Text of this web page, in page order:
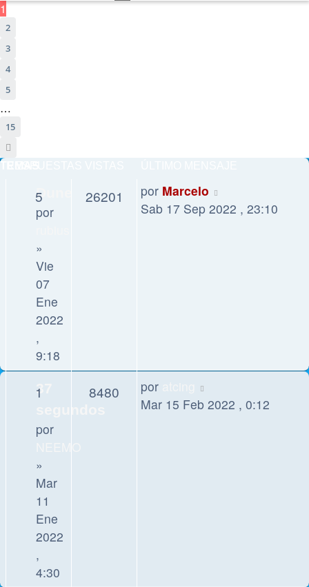
1
2
3
4
5
…
15
Dune
por
»
Vie
07
Ene
2022
,
9:18
5 26201 por Marcelo
Sab 17 Sep 2022 , 23:10
37
por
»
Mar
11
Ene
2022
,
4:30
1 8480 por
Mar 15 Feb 2022 , 0:12